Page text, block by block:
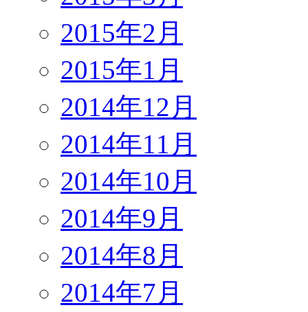
2015年2月
2015年1月
2014年12月
2014年11月
2014年10月
2014年9月
2014年8月
2014年7月